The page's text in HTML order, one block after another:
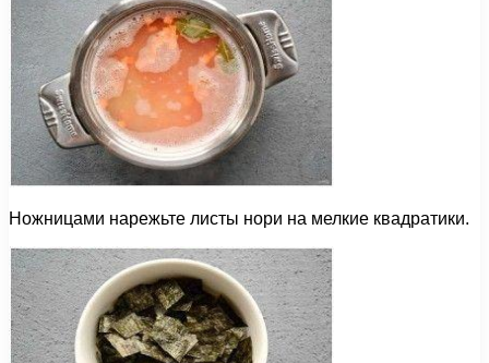
Ножницами нарежьте листы нори на мелкие квадратики.